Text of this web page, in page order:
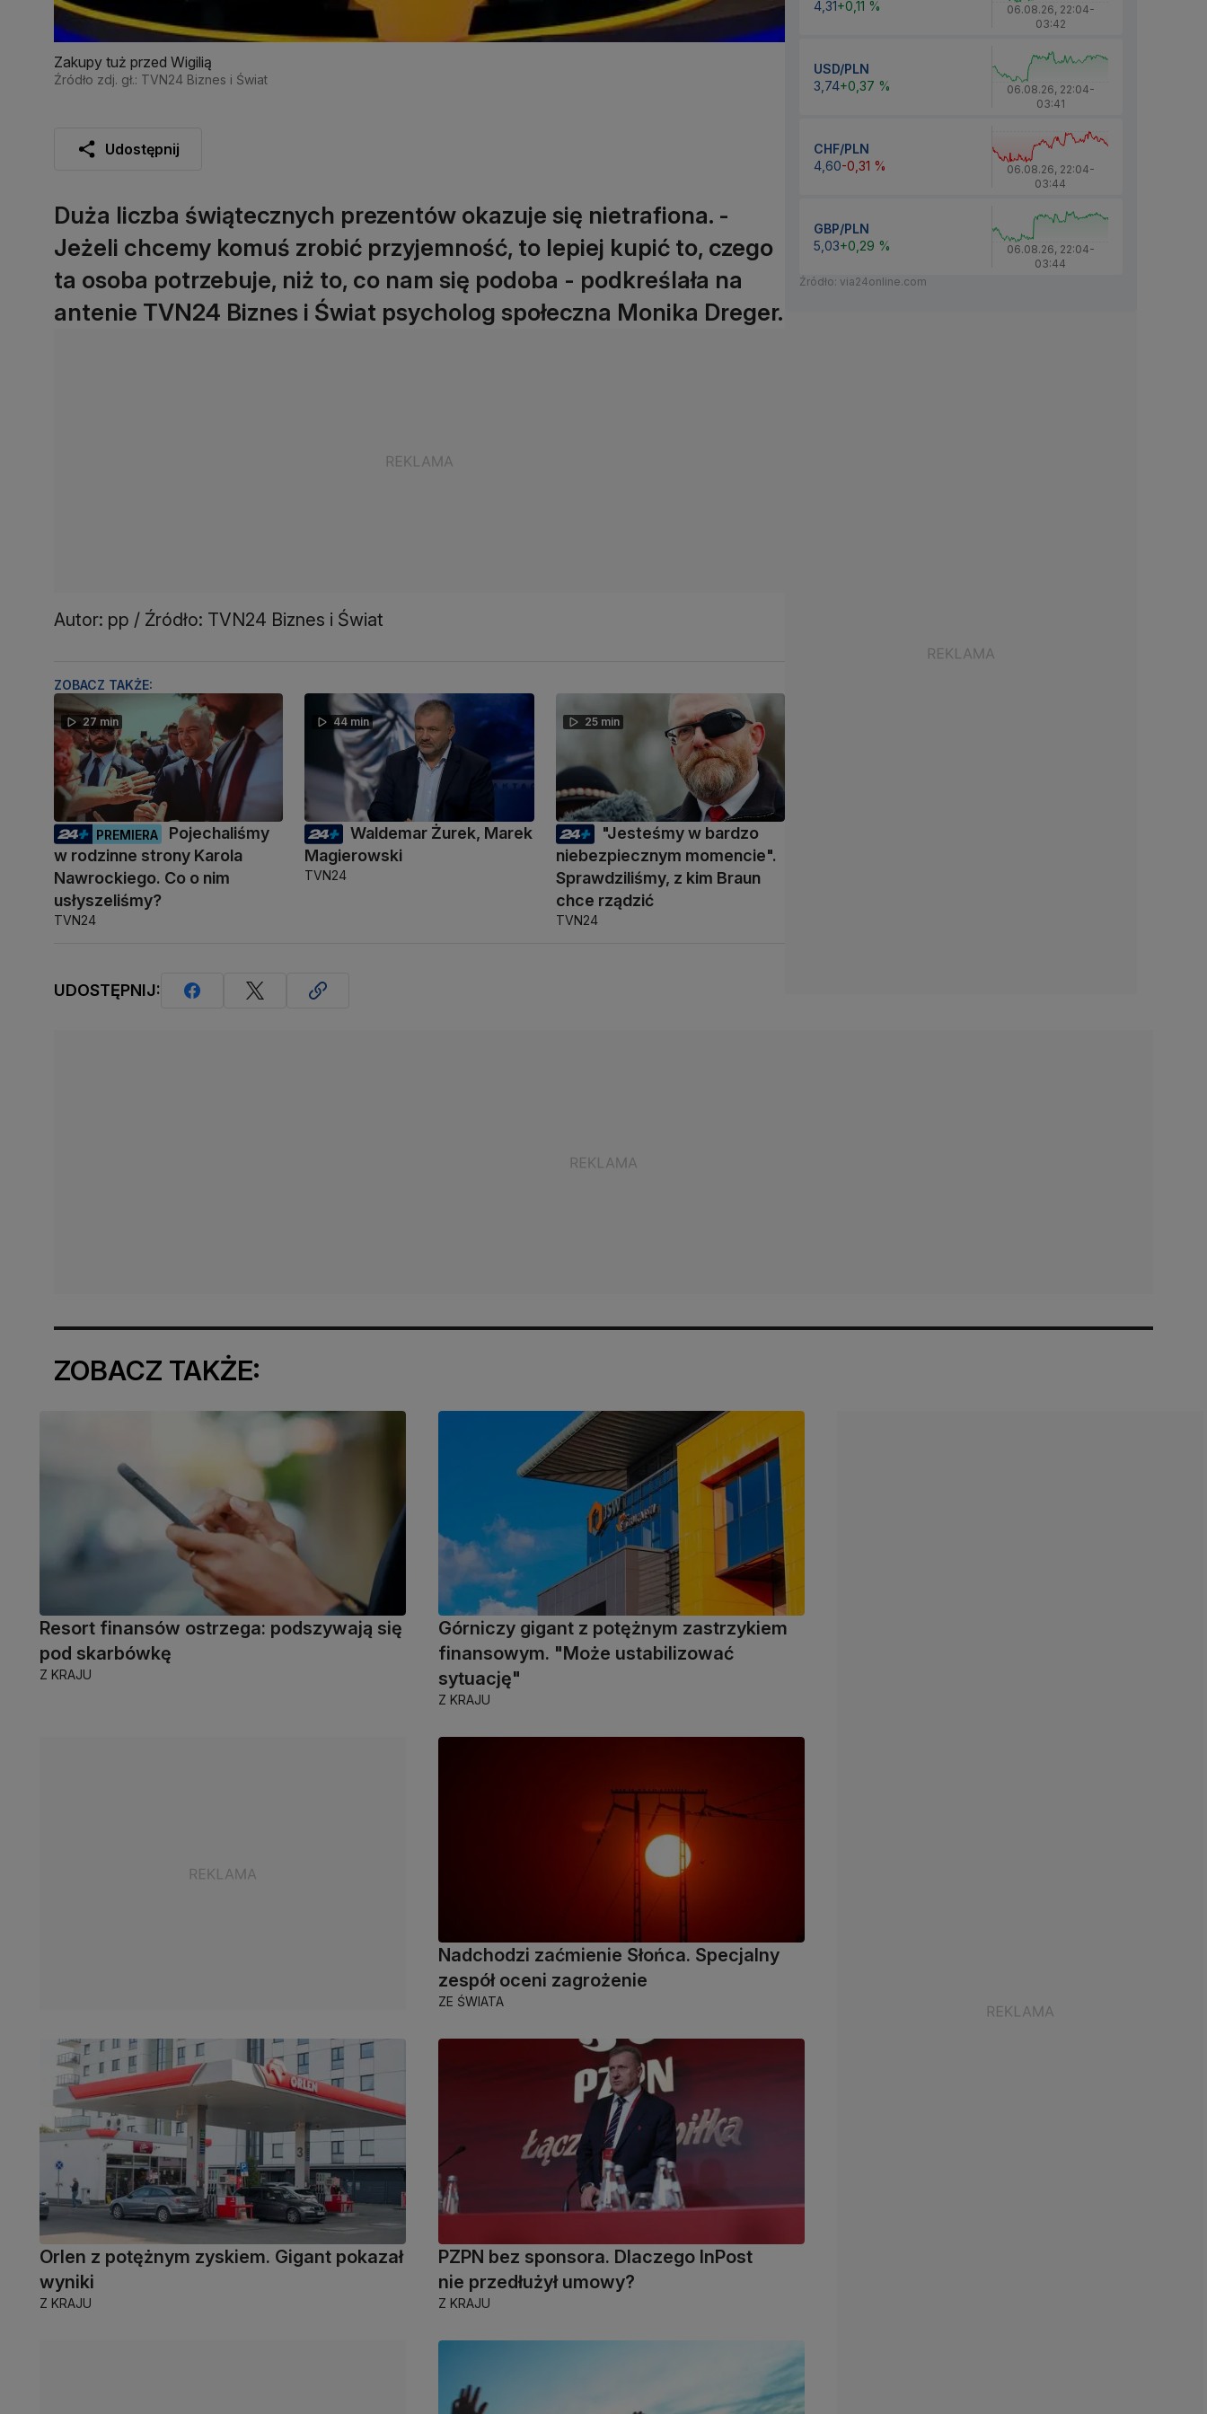
Zakupy tuż przed Wigilią
Źródło zdj. gł.: TVN24 Biznes i Świat
Udostępnij
Duża liczba świątecznych prezentów okazuje się nietrafiona. -
Jeżeli chcemy komuś zrobić przyjemność, to lepiej kupić to, czego
ta osoba potrzebuje, niż to, co nam się podoba - podkreślała na
antenie TVN24 Biznes i Świat psycholog społeczna Monika Dreger.
Autor: pp / Źródło: TVN24 Biznes i Świat
ZOBACZ TAKŻE:
27 min
PREMIERA
Pojechaliśmy
w rodzinne strony Karola
Nawrockiego. Co o nim
usłyszeliśmy?
TVN24
44 min
Waldemar Żurek, Marek
Magierowski
TVN24
25 min
"Jesteśmy w bardzo
niebezpiecznym momencie".
Sprawdziliśmy, z kim Braun
chce rządzić
TVN24
UDOSTĘPNIJ:
4,31+0,11 % 06.08.26, 22:04-
03:42
USD/PLN
3,74+0,37 % 06.08.26, 22:04-
03:41
CHF/PLN
4,60-0,31 % 06.08.26, 22:04-
03:44
GBP/PLN
5,03+0,29 % 06.08.26, 22:04-
03:44
Źródło: via24online.com
ZOBACZ TAKŻE:
Resort finansów ostrzega: podszywają się
pod skarbówkę
Z KRAJU
Górniczy gigant z potężnym zastrzykiem
finansowym. "Może ustabilizować
sytuację"
Z KRAJU
Nadchodzi zaćmienie Słońca. Specjalny
zespół oceni zagrożenie
ZE ŚWIATA
Orlen z potężnym zyskiem. Gigant pokazał
wyniki
Z KRAJU
PZPN bez sponsora. Dlaczego InPost
nie przedłużył umowy?
Z KRAJU